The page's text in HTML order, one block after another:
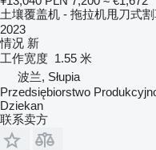
土壤覆盖机 - 拖拉机甩刀式
2023
情况 新
工作宽度 1.55 米
波兰, Słupia
Przedsiębiorstwo
Dziekan
联系卖方